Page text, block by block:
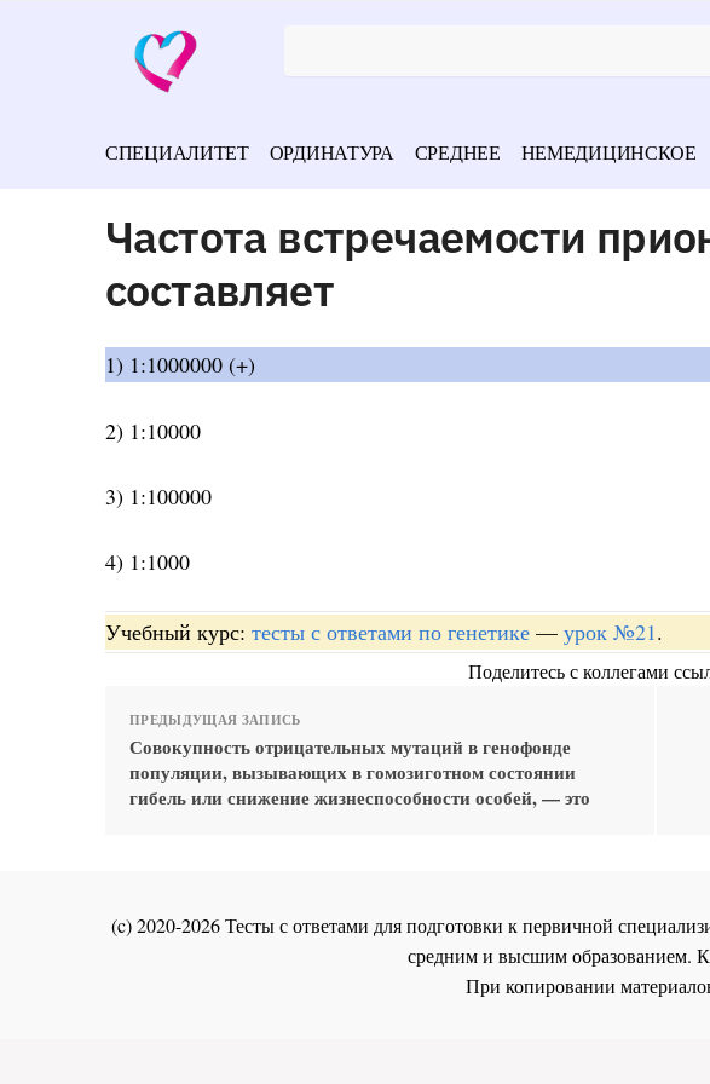
СПЕЦИАЛИТЕТ ОРДИНАТУРА СРЕДНЕЕ НЕМЕДИЦИНСКОЕ
Частота встречаемости
составляет
1) 1:1000000 (+)
2) 1:10000
3) 1:100000
4) 1:1000
Учебный курс: тесты с ответами по генетике — урок №21.
Поделитесь с коллегами
ПРЕДЫДУЩАЯ ЗАПИСЬ
Совокупность отрицательных мутаций в генофонде
популяции, вызывающих в гомозиготном состоянии
гибель или снижение жизнеспособности особей, — это
(c) 2020-2026 Тесты с ответами для подготовки к первичной
средним и высшим образованием.
При копировании